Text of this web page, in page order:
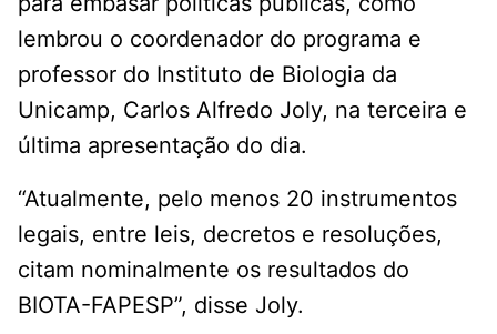
lembrou o coordenador do programa e
professor do Instituto de Biologia da
Unicamp, Carlos Alfredo Joly, na terceira e
última apresentação do dia.
“Atualmente, pelo menos 20 instrumentos
legais, entre leis, decretos e resoluções,
citam nominalmente os resultados do
BIOTA-FAPESP”, disse Joly.